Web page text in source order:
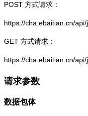
POST 方式请求：
https://cha.ebaitian.cn/
GET 方式请求：
https://cha.ebaitian.cn/
请求参数
数据包体